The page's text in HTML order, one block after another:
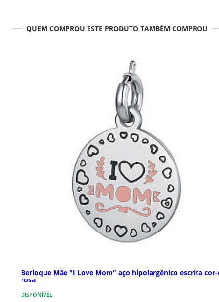
QUEM COMPROU ESTE PRODUTO TAMBÉM COMPROU
Berloque Mãe "I Love Mom" aço hipolargênico escrita cor-
rosa
DISPONÍVEL